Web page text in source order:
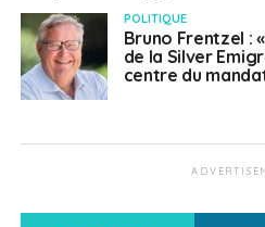
POLITIQUE
Bruno Frentzel :
de la Silver
centre du